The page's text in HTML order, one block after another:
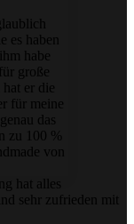
es haben
habe
große
er die
für meine
das
zu 100 %
von
hat alles
sehr zufrieden mit